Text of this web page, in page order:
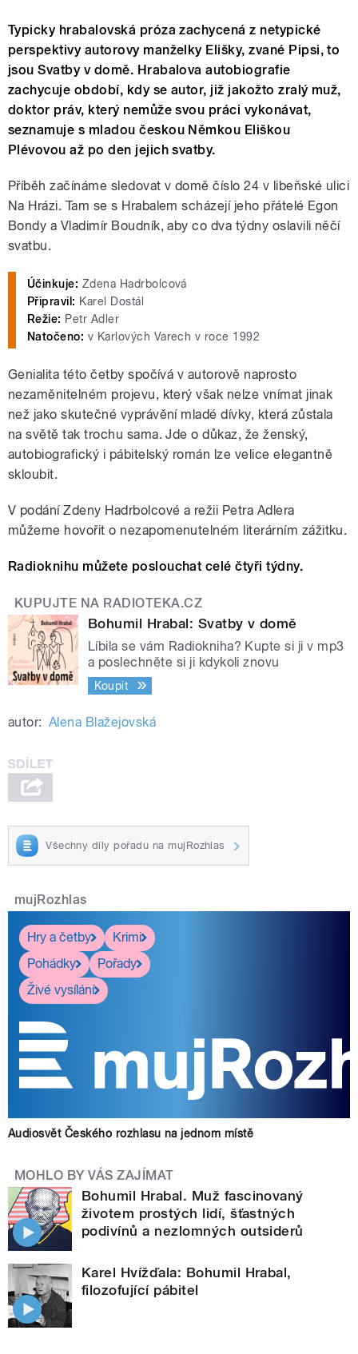
Typicky hrabalovská próza zachycená z netypické
perspektivy autorovy manželky Elišky, zvané Pipsi, to
jsou Svatby v domě. Hrabalova autobiografie
zachycuje období, kdy se autor, již jakožto zralý muž,
doktor práv, který nemůže svou práci vykonávat,
seznamuje s mladou českou Němkou Eliškou
Plévovou až po den jejich svatby.
Příběh začínáme sledovat v domě číslo 24 v libeňské ulici
Na Hrázi. Tam se s Hrabalem scházejí jeho přátelé Egon
Bondy a Vladimír Boudník, aby co dva týdny oslavili něčí
svatbu.
Účinkuje: Zdena Hadrbolcová
Připravil: Karel Dostál
Režie: Petr Adler
Natočeno: v Karlových Varech v roce 1992
Genialita této četby spočívá v autorově naprosto
nezaměnitelném projevu, který však nelze vnímat jinak
než jako skutečné vyprávění mladé dívky, která zůstala
na světě tak trochu sama. Jde o důkaz, že ženský,
autobiografický i pábitelský román lze velice elegantně
skloubit.
V podání Zdeny Hadrbolcové a režii Petra Adlera
můžeme hovořit o nezapomenutelném literárním zážitku.
Radioknihu můžete poslouchat celé čtyři týdny.
KUPUJTE NA RADIOTEKA.CZ
Bohumil Hrabal: Svatby v domě
Líbila se vám Radiokniha? Kupte si ji v mp3
a poslechněte si ji kdykoli znovu
Koupit
autor: Alena Blažejovská
Všechny díly pořadu na mujRozhlas
mujRozhlas
Hry a četby
Krimi
Pohádky
Pořady
Živé vysílání
Audiosvět Českého rozhlasu na jednom místě
MOHLO BY VÁS ZAJÍMAT
Bohumil Hrabal. Muž fascinovaný
životem prostých lidí, šťastných
podivínů a nezlomných outsiderů
Karel Hvížďala: Bohumil Hrabal,
filozofující pábitel